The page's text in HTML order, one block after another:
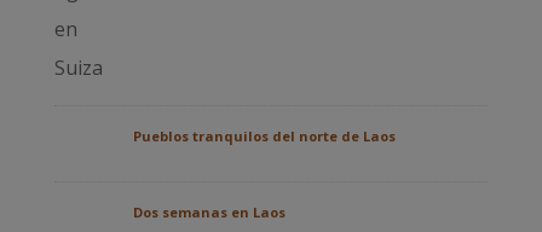
Pueblos tranquilos del norte de Laos
Dos semanas en Laos